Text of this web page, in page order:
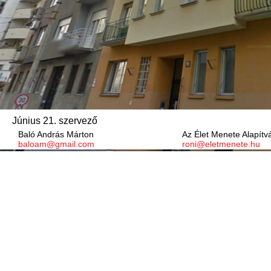
Június 21. szervező
Baló András Márton
baloam@gmail.com
Az Élet Menete
roni@eletmenete.hu